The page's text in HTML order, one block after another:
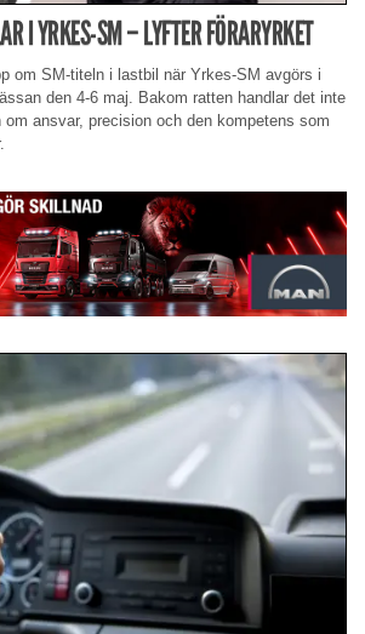
I YRKES-SM – LYFTER FÖRARYRKET
om SM-titeln i lastbil när Yrkes-SM avgörs i
den 4-6 maj. Bakom ratten handlar det inte
om ansvar, precision och den kompetens som